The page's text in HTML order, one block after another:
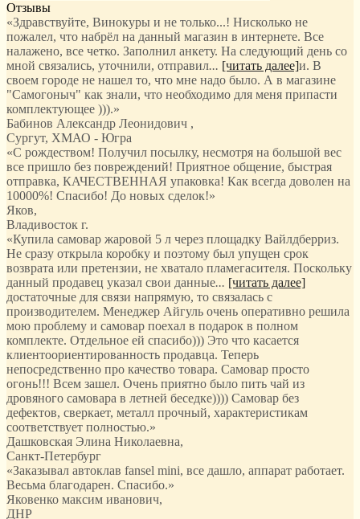
Отзывы
«Здравствуйте, Винокуры и не только...! Нисколько не
пожалел, что набрёл на данный магазин в интернете. Все
налажено, все четко. Заполнил анкету. На следующий день со
мной связались, уточнили, отправил... [читать далее]и. В
своем городе не нашел то, что мне надо было. А в магазине
"Самогоныч" как знали, что необходимо для меня припасти
комплектующее ))).»
Бабинов Александр Леонидович ,
Сургут, ХМАО - Югра
«С рождеством! Получил посылку, несмотря на большой вес
все пришло без повреждений! Приятное общение, быстрая
отправка, КАЧЕСТВЕННАЯ упаковка! Как всегда доволен на
10000%! Спасибо! До новых сделок!»
Яков,
Владивосток г.
«Купила самовар жаровой 5 л через площадку Вайлдберриз.
Не сразу открыла коробку и поэтому был упущен срок
возврата или претензии, не хватало пламегасителя. Поскольку
данный продавец указал свои данные... [читать далее]
достаточные для связи напрямую, то связалась с
производителем. Менеджер Айгуль очень оперативно решила
мою проблему и самовар поехал в подарок в полном
комплекте. Отдельное ей спасибо))) Это что касается
клиентоориентированность продавца. Теперь
непосредственно про качество товара. Самовар просто
огонь!!! Всем зашел. Очень приятно было пить чай из
дровяного самовара в летней беседке)))) Самовар без
дефектов, сверкает, металл прочный, характеристикам
соответствует полностью.»
Дашковская Элина Николаевна,
Санкт-Петербург
«Заказывал автоклав fansel mini, все дашло, аппарат работает.
Весьма благодарен. Спасибо.»
Яковенко максим иванович,
ДНР